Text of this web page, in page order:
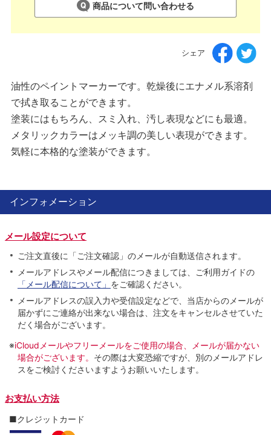
商品について問い合わせる
シェア
油性のペイントマーカーです。乾燥後にエナメル系溶剤
で拭き取ることができます。
塗装にはもちろん、スミ入れ、汚し表現などにも最適。
メタリックカラーはメッキ調の美しい表現ができます。
気軽に本格的な塗装ができます。
インフォメーション
メール設定について
ご注文直後に「ご注文確認」のメールが自動送信されます。
メールアドレスやメール配信につきましては、ご利用ガイドの
「メール配信について」 をご確認ください。
メールアドレスの誤入力や受信設定などで、当店からのメールが
届かずにご連絡が出来ない場合は、注文をキャンセルさせていた
だく場合がございます。
※iCloudメールやフリーメールをご使用の場合、メールが届かない
場合がございます。 その際は大変恐縮ですが、別のメールアドレ
スをご検討くださいますようお願いいたします。
お支払い方法
■クレジットカード